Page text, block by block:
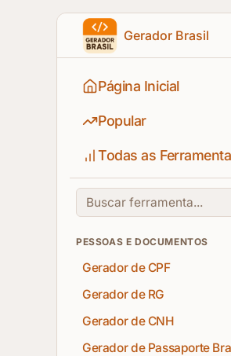
Gerador Brasil
Página Inicial
Popular
Todas as
PESSOAS E DOCUMENTOS
Gerador de CPF
Gerador de RG
Gerador de CNH
Gerador de Passaporte